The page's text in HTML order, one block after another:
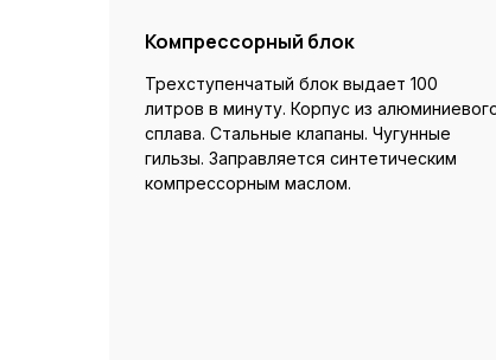
Компрессорный блок
Трехступенчатый блок выдает 100
литров в минуту. Корпус из
сплава. Стальные клапаны. Чугунные
гильзы. Заправляется синтетическим
компрессорным маслом.